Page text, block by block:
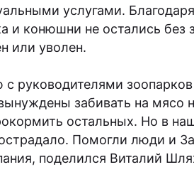
услугами.
и конюшни не остались без
или уволен.
руководителями зоопарков
забивать на мясо
остальных. Но в
Помогли люди и
поделился Виталий